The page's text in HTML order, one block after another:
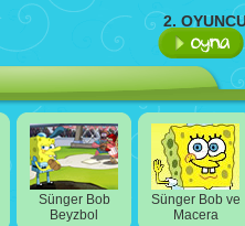
2.
Hareket
Oyunda
deniz
durmaya
baştan
"PAUSE"
geri
Sünger Bob
Beyzbol
Sünger Bob ve
Macera